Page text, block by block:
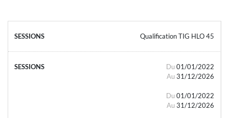
Qualification TIG HLO 45
Du 01/01/2022
Au 31/12/2026
Du 01/01/2022
Au 31/12/2026